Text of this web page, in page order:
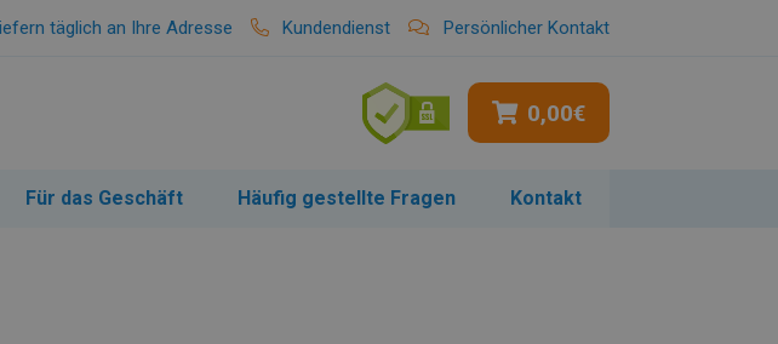
täglich an Ihre Adresse Kundendienst Persönlicher Kontakt
0,00€
Für das Geschäft Häufig gestellte Fragen Kontakt